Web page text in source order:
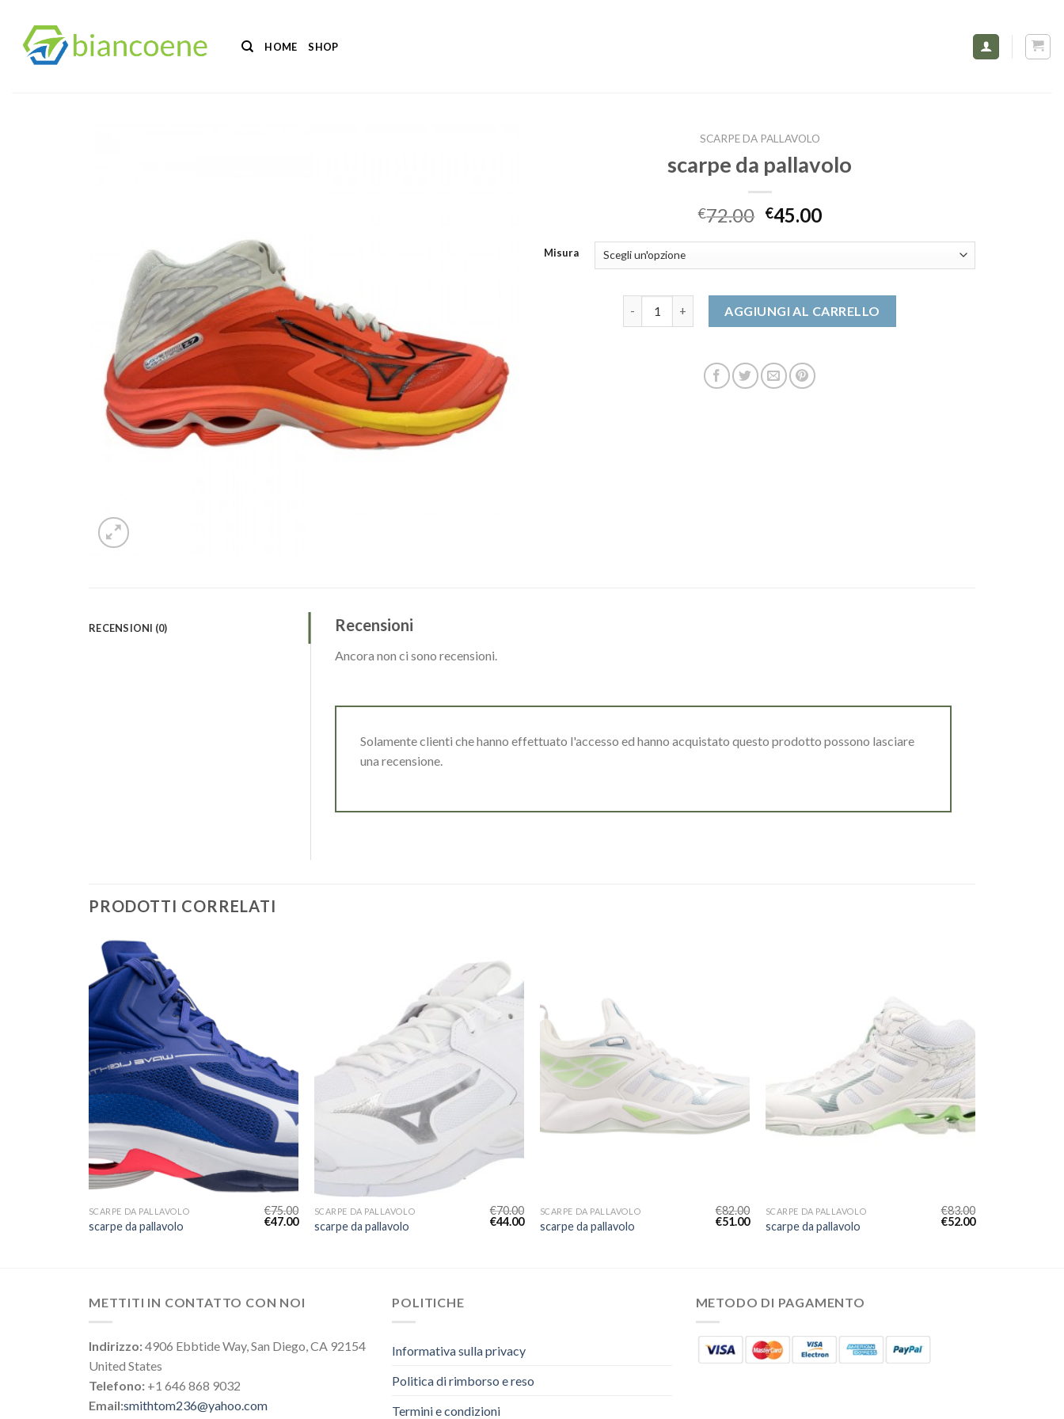
contenuti
HOME SHOP
SCARPE DA PALLAVOLO
scarpe da pallavolo
€72.00 €45.00
Misura
AGGIUNGI AL CARRELLO
RECENSIONI (0) Recensioni
Ancora non ci sono recensioni.
Solamente clienti che hanno effettuato l'accesso ed hanno acquistato questo prodotto possono lasciare
una recensione.
PRODOTTI CORRELATI
SCARPE DA PALLAVOLO
scarpe da pallavolo
€75.00
€47.00
SCARPE DA PALLAVOLO
scarpe da pallavolo
€70.00
€44.00
SCARPE DA PALLAVOLO
scarpe da pallavolo
€82.00
€51.00
SCARPE DA PALLAVOLO
scarpe da pallavolo
€83.00
€52.00
METTITI IN CONTATTO CON NOI
Indirizzo:4906 Ebbtide Way, San Diego, CA 92154
United States
Telefono: +1 646 868 9032
Email:smithtom236@yahoo.com
POLITICHE
Informativa sulla privacy
Politica di rimborso e reso
Termini e condizioni
METODO DI PAGAMENTO